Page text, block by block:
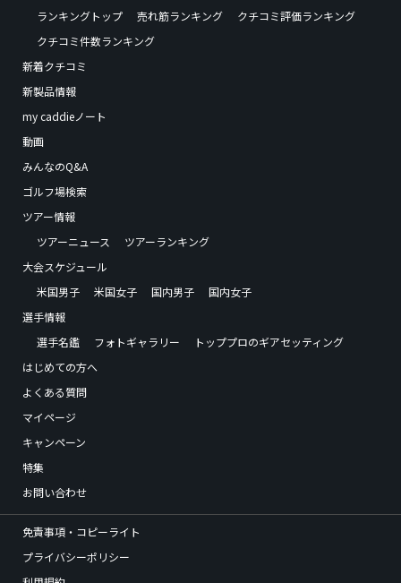
ランキングトップ
売れ筋ランキング
クチコミ評価ランキング
クチコミ件数ランキング
新着クチコミ
新製品情報
my caddieノート
動画
みんなのQ&A
ゴルフ場検索
ツアー情報
ツアーニュース
ツアーランキング
大会スケジュール
米国男子
米国女子 国内男子
国内女子
選手情報
選手名鑑
フォトギャラリー
トッププロのギアセッティング
はじめての方へ
よくある質問
マイページ
キャンペーン
特集
お問い合わせ
免責事項・コピーライト
プライバシーポリシー